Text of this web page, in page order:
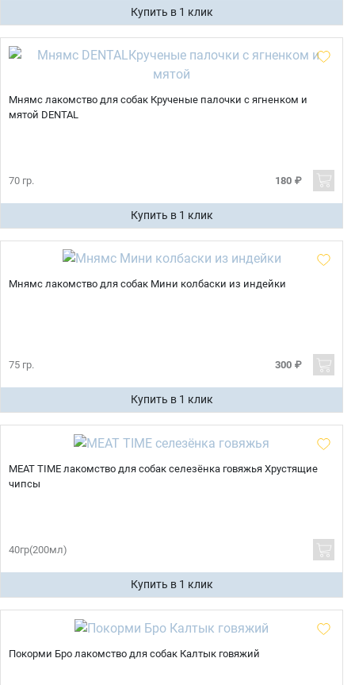
Купить в 1 клик
Мнямс лакомство для собак Крученые палочки с ягненком и
мятой DENTAL
70 гр. 180 ₽
Купить в 1 клик
Мнямс лакомство для собак Мини колбаски из индейки
75 гр. 300 ₽
Купить в 1 клик
MEAT TIME лакомство для собак селезёнка говяжья Хрустящие
чипсы
40гр(200мл)
Купить в 1 клик
Покорми Бро лакомство для собак Калтык говяжий